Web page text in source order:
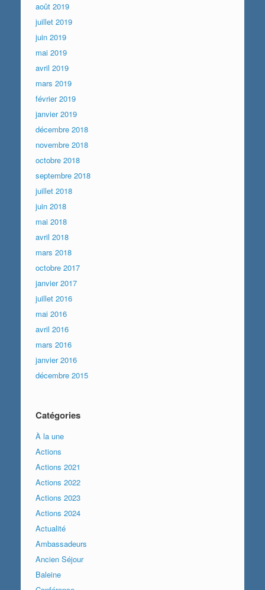
août 2019
juillet 2019
juin 2019
mai 2019
avril 2019
mars 2019
février 2019
janvier 2019
décembre 2018
novembre 2018
octobre 2018
septembre 2018
juillet 2018
juin 2018
mai 2018
avril 2018
mars 2018
octobre 2017
janvier 2017
juillet 2016
mai 2016
avril 2016
mars 2016
janvier 2016
décembre 2015
Catégories
À la une
Actions
Actions 2021
Actions 2022
Actions 2023
Actions 2024
Actualité
Ambassadeurs
Ancien Séjour
Baleine